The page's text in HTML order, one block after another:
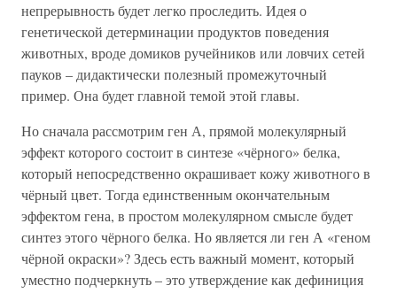
непрерывность будет легко проследить. Идея о
генетической детерминации продуктов поведения
животных, вроде домиков ручейников или ловчих сетей
пауков – дидактически полезный промежуточный
пример. Она будет главной темой этой главы.
Но сначала рассмотрим ген А, прямой молекулярный
эффект которого состоит в синтезе «чёрного» белка,
который непосредственно окрашивает кожу животного в
чёрный цвет. Тогда единственным окончательным
эффектом гена, в простом молекулярном смысле будет
синтез этого чёрного белка. Но является ли ген А «геном
чёрной окраски»? Здесь есть важный момент, который
уместно подчеркнуть – это утверждение как дефиниция